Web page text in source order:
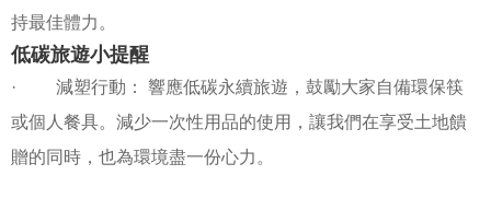
持最佳體力。
低碳旅遊小提醒
· 減塑行動： 響應低碳永續旅遊，鼓勵大家自備環保筷
或個人餐具。減少一次性用品的使用，讓我們在享受土地饋
贈的同時，也為環境盡一份心力。